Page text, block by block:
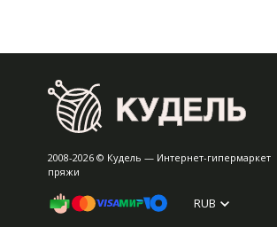
2008-2026 © Кудель — Интернет-гипермаркет
пряжи
RUB